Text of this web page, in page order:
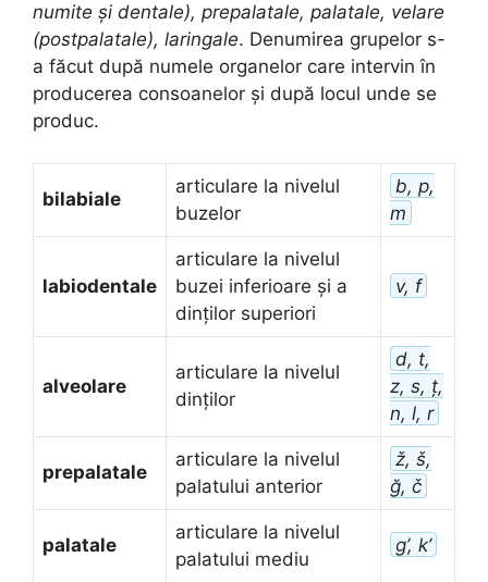
numite și dentale), prepalatale, palatale, velare
(postpalatale), laringale. Denumirea grupelor s-
a făcut după numele organelor care intervin în
producerea consoanelor și după locul unde se
produc.
bilabiale
articulare la nivelul
buzelor
b, p,
m
labiodentale
articulare la nivelul
buzei inferioare și a
dinților superiori
v, f
alveolare
articulare la nivelul
dinților
d, t,
z, s, ț,
n, l, r
prepalatale
articulare la nivelul
palatului anterior
ž, š,
ğ, č
palatale
articulare la nivelul
palatului mediu
g’, k’